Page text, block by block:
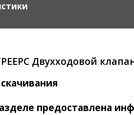
Двухходовой
предоставлена